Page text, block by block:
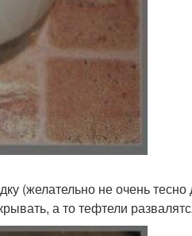
(желательно не очень тесно
а то тефтели